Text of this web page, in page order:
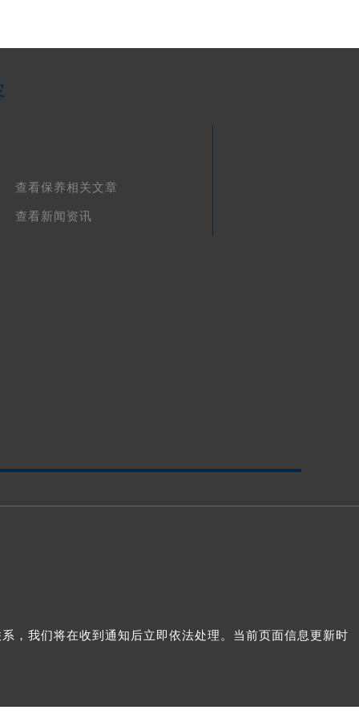
查看保养相关文章
查看新闻资讯
，我们将在收到通知后立即依法处理。当前页面信息更新时